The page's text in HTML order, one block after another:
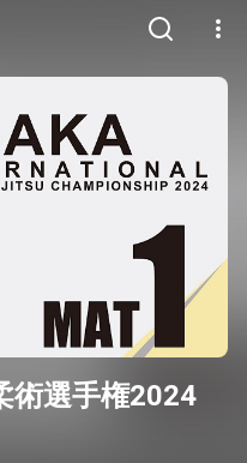
術選手権2024